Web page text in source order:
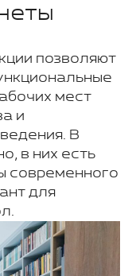
позволяют
мест
и
В
в них есть
современного
для